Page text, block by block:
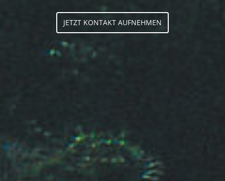
JETZT KONTAKT AUFNEHMEN